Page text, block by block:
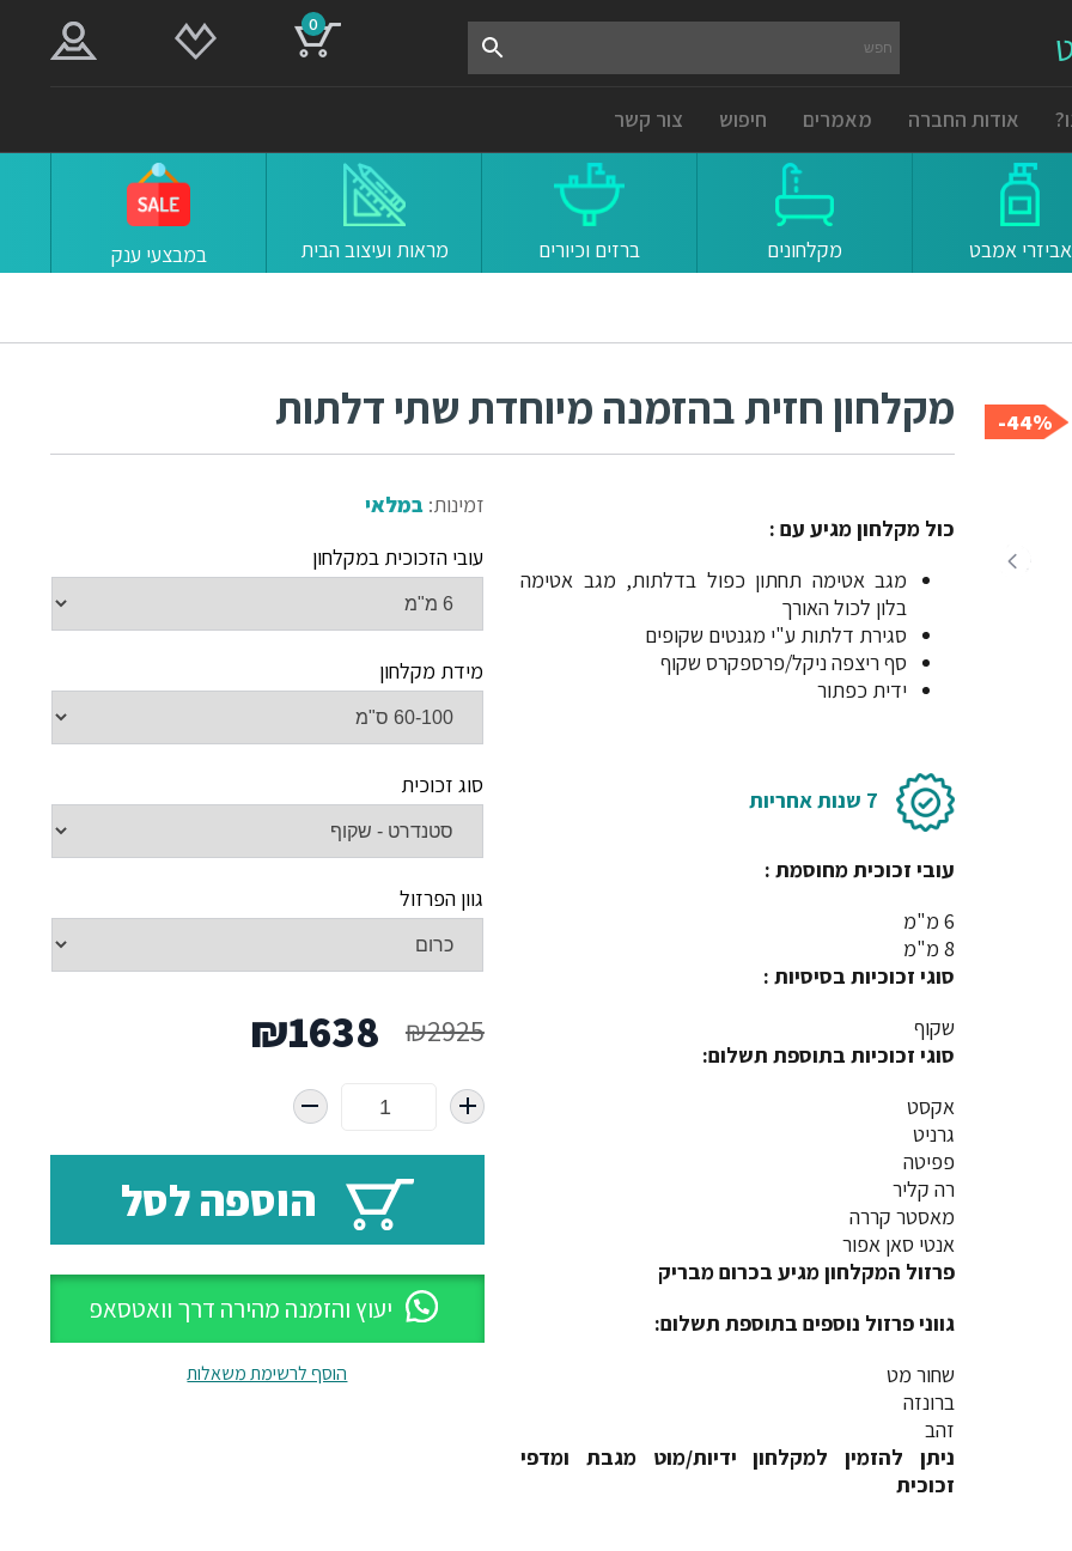
0
אודות החברה מאמרים חיפוש צור קשר
אביזרי אמבט מקלחונים ברזים וכיורים מראות ועיצוב הבית במבצעי ענק
44%- מקלחון חזית בהזמנה מיוחדת שתי דלתות
כול מקלחון מגיע עם :
מגב אטימה תחתון כפול בדלתות, מגב אטימה
בלון לכול האורך
סגירת דלתות ע"י מגנטים שקופים
סף ריצפה ניקל/פרספקרס שקוף
ידית כפתור
7 שנות אחריות
עובי זכוכית מחוסמת :
6 מ"מ
8 מ"מ
סוגי זכוכיות בסיסיות :
שקוף
סוגי זכוכיות בתוספת תשלום:
אקסט
גרניט
פפיטה
רה קליר
מאסטר קררה
אנטי סאן אפור
פרזול המקלחון מגיע בכרום מבריק
גווני פרזול נוספים בתוספת תשלום:
שחור מט
ברונזה
זהב
ניתן להזמין למקלחון ידיות/מוט מגבת ומדפי
זכוכית
זמינות:במלאי
עובי הזכוכית במקלחון
מידת מקלחון
סוג זכוכית
גוון הפרזול
₪2925
המחיר
המקורי
היה:
₪2925.
₪1638
₪1638.
הוספה לסל
יעוץ והזמנה מהירה דרך וואטסאפ
הוסף לרשימת משאלות